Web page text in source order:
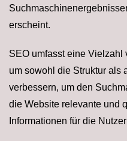
erscheint.
SEO umfasst eine Vielzahl
um sowohl die Struktur als
verbessern, um den
die Website relevante und
Informationen für die